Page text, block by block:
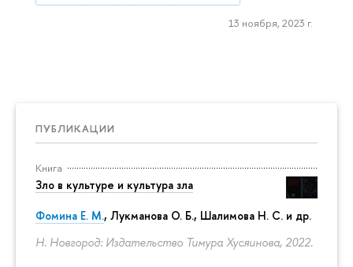
ПУБЛИКАЦИИ
Книга
Зло в культуре и культура зла
Фомина Е. М., Лукманова О. Б., Шалимова Н. С. и др.
Н. Новгород: Издательство Тимура Хусяинова, 2022.
13 ноября, 2023 г.